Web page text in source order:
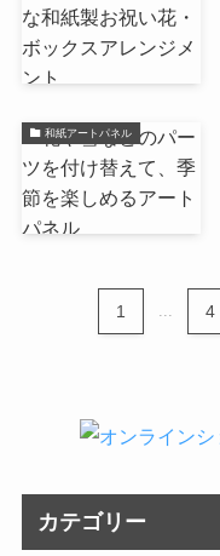
和紙アートパネル
1 4
カテゴリー